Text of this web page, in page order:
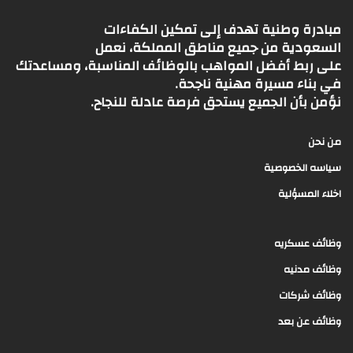
مبادرة وطنية تهدف إلى تمكين الكفاءات
السعودية من جميع مناطق المملكة، نعمل
على ربط أفضل المواهب بالوظائف المناسبة، ومساعدتك
في بناء مسيرة مهنية ناجحة.
نؤمن بأن الجميع يستحق فرصة عادلة للنجاح.
من نحن
سياسه الخصوصية
اخلاء المسؤلية
وظائف عسكريه
وظائف مدنيه
وظائف شركات
وظائف عن بعد